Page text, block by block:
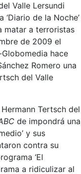
Valle Lersundi
de la Noche’
matar a terroristas
de 2009 el
Globomedia hace
Romero una
del Valle
Tertsch del
de impondrá una
y sus
contra su
‘El
a ridiculizar al